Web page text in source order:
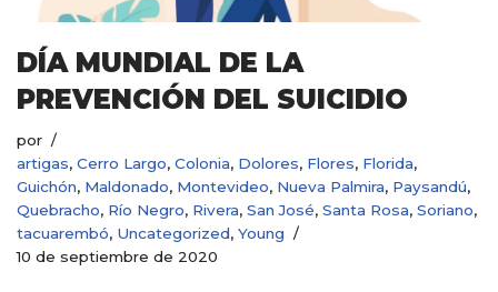
DÍA MUNDIAL DE LA
PREVENCIÓN DEL SUICIDIO
por
artigas, Cerro Largo, Colonia, Dolores, Flores, Florida,
Guichón, Maldonado, Montevideo, Nueva Palmira, Paysandú,
Quebracho, Río Negro, Rivera, San José, Santa Rosa, Soriano,
tacuarembó, Uncategorized, Young
10 de septiembre de 2020